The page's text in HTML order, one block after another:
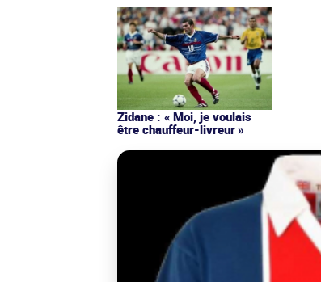
Zidane : « Moi, je voulais
être chauffeur-livreur »